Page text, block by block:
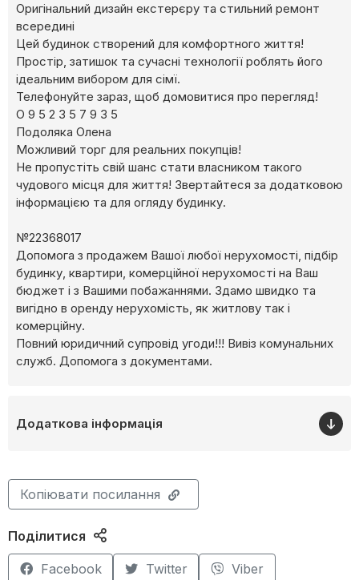
Оригінальний дизайн екстерєру та стильний ремонт
всередині
Цей будинок створений для комфортного життя!
Простір, затишок та сучасні технології роблять його
ідеальним вибором для сімї.
Телефонуйте зараз, щоб домовитися про перегляд!
О 9 5 2 З 5 7 9 З 5
Подоляка Олена
Можливий торг для реальних покупців!
Не пропустіть свій шанс стати власником такого
чудового місця для життя! Звертайтеся за додатковою
інформацією та для огляду будинку.
№22368017
Допомога з продажем Вашої любої нерухомості, підбір
будинку, квартири, комерційної нерухомості на Ваш
бюджет і з Вашими побажаннями. Здамо швидко та
вигідно в оренду нерухомість, як житлову так і
комерційну.
Повний юридичний супровід угоди!!! Вивіз комунальних
служб. Допомога з документами.
Додаткова інформація
Копіювати посилання
Поділитися
Facebook Twitter Viber